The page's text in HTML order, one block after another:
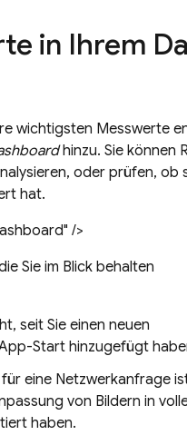
in Ihrem
wichtigsten Messwerte
hinzu. Sie können
oder prüfen, ob
hat.
/>
Sie im Blick behalten
seit Sie einen neuen
Start hinzugefügt
eine Netzwerkanfrage
von Bildern in
haben.